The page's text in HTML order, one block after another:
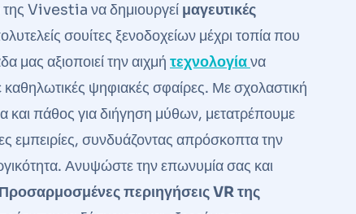
της Vivestia να δημιουργεί μαγευτικές
σουίτες ξενοδοχείων μέχρι τοπία που
μας αξιοποιεί την αιχμή τεχνολογίανα
καθηλωτικές ψηφιακές σφαίρες. Με σχολαστική
και πάθος γιαδιήγηση μύθων, μετατρέπουμε
εμπειρίες, συνδυάζοντας απρόσκοπτα την
Ανυψώστε την επωνυμία σας και
Προσαρμοσμένες περιηγήσεις VR της